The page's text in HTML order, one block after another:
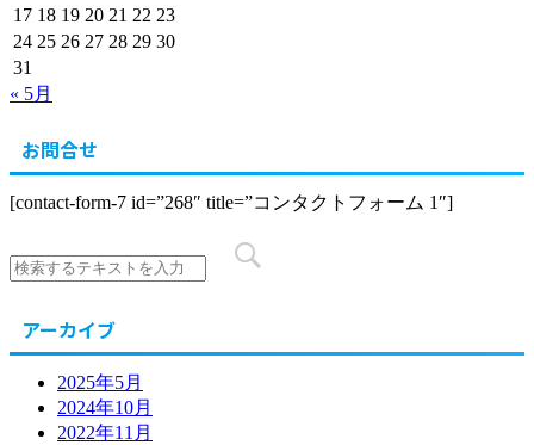
17 18 19 20 21 22 23
24 25 26 27 28 29 30
31
« 5月
お問合せ
[contact-form-7 id=”268″ title=”コンタクトフォーム 1″]
アーカイブ
2025年5月
2024年10月
2022年11月